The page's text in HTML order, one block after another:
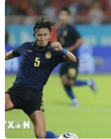
sản phẩm này tiếp tục
trường châu Âu và
tích cực,” ông Phạm
Còn theo bà Lê Hằng,
Hiệp hội Chế biến và
(VASEP), các nhóm
được hưởng lợi khi
nhất là đến hết quý 2/
nằm trong ba nhóm